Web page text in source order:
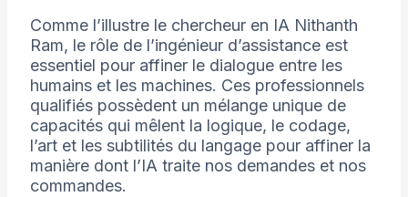
Comme l’illustre le chercheur en IA Nithanth
Ram, le rôle de l’ingénieur d’assistance est
essentiel pour affiner le dialogue entre les
humains et les machines. Ces professionnels
qualifiés possèdent un mélange unique de
capacités qui mêlent la logique, le codage,
l’art et les subtilités du langage pour affiner la
manière dont l’IA traite nos demandes et nos
commandes.